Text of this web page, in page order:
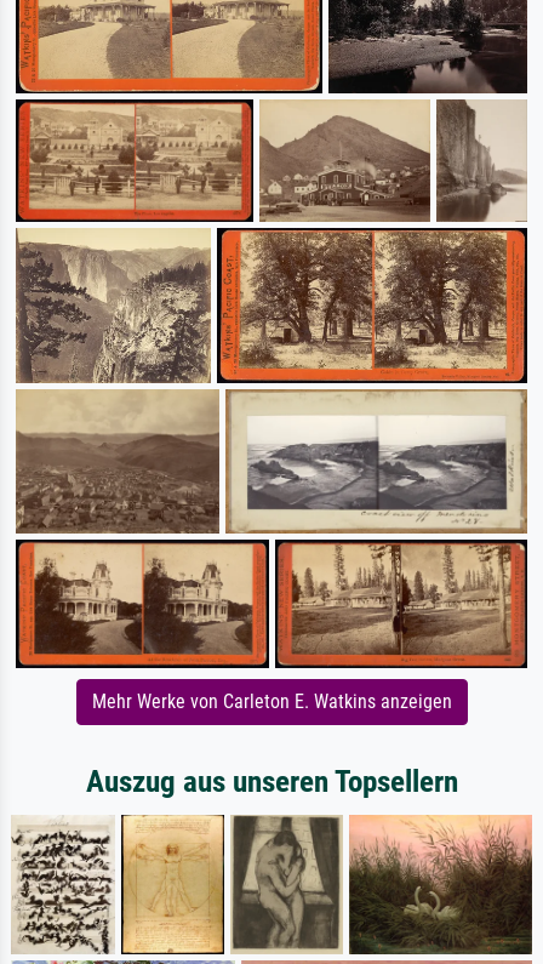
Mehr Werke von Carleton E. Watkins anzeigen
Auszug aus unseren Topsellern